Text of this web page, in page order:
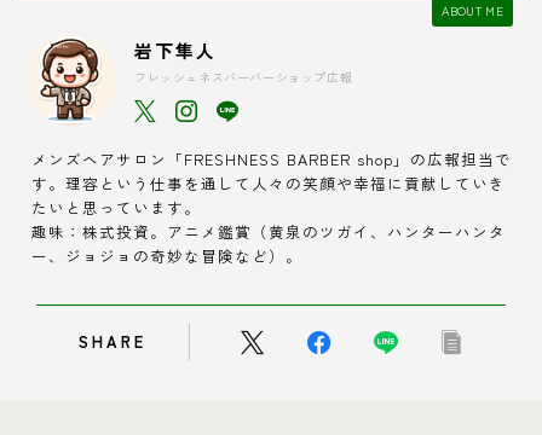
ABOUT ME
岩下隼人
フレッシュネスバーバーショップ広報
メンズヘアサロン「FRESHNESS BARBER shop」の広報担当で
す。理容という仕事を通して人々の笑顔や幸福に貢献していき
たいと思っています。
趣味：株式投資。アニメ鑑賞（黄泉のツガイ、ハンターハンタ
ー、ジョジョの奇妙な冒険など）。
SHARE